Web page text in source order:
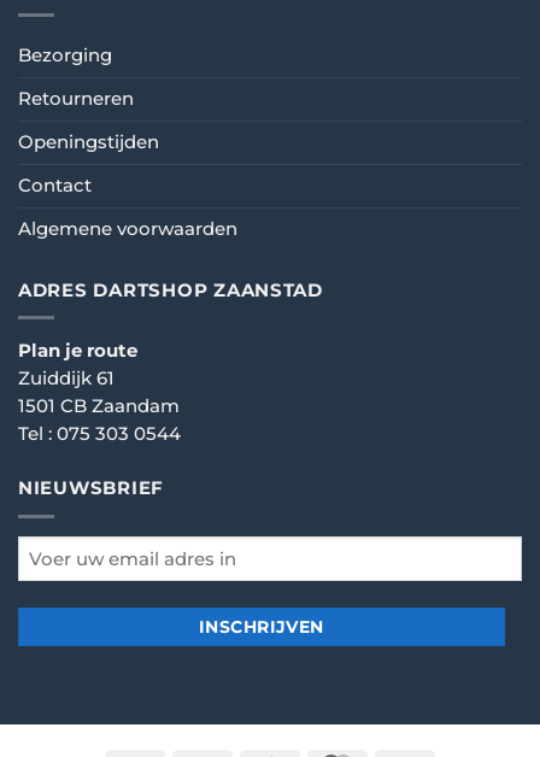
Bezorging
Retourneren
Openingstijden
Contact
Algemene voorwaarden
ADRES DARTSHOP ZAANSTAD
Plan je route
Zuiddijk 61
1501 CB Zaandam
Tel : 075 303 0544
NIEUWSBRIEF
email
*